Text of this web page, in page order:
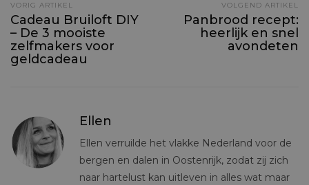
VORIG ARTIKEL
Cadeau Bruiloft DIY
– De 3 mooiste
zelfmakers voor
geldcadeau
VOLGEND ARTIKEL
Panbrood recept:
heerlijk en snel
avondeten
Ellen
Ellen verruilde het vlakke Nederland voor de
bergen en dalen in Oostenrijk, zodat zij zich
naar hartelust kan uitleven in alles wat maar
PERFORMANCE